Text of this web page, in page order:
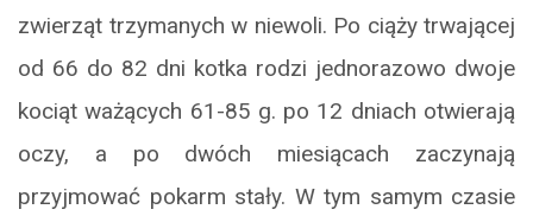
zwierząt trzymanych w niewoli. Po ciąży trwającej
od 66 do 82 dni kotka rodzi jednorazowo dwoje
kociąt ważących 61-85 g. po 12 dniach otwierają
oczy, a po dwóch miesiącach zaczynają
przyjmować pokarm stały. W tym samym czasie